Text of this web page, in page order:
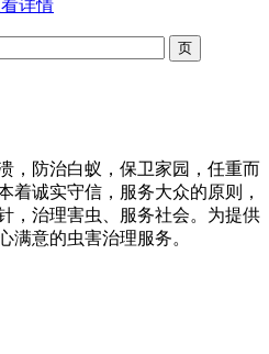
详情
，防治白蚁，保卫家园，任重而
着诚实守信，服务大众的原则，
，治理害虫、服务社会。为提供
满意的虫害治理服务。